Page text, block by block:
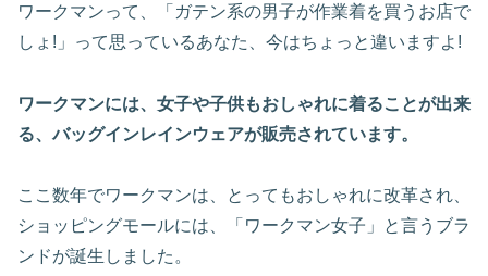
ワークマンって、「ガテン系の男子が作業着を買うお店で
しょ!」って思っているあなた、今はちょっと違いますよ!
ワークマンには、女子や子供もおしゃれに着ることが出来
る、バッグインレインウェアが販売されています。
ここ数年でワークマンは、とってもおしゃれに改革され、
ショッピングモールには、「ワークマン女子」と言うブラ
ンドが誕生しました。